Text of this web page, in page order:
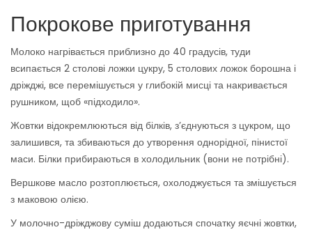
Покрокове приготування
Молоко нагрівається приблизно до 40 градусів, туди
всипається 2 столові ложки цукру, 5 столових ложок борошна і
дріжджі, все перемішується у глибокій мисці та накривається
рушником, щоб «підходило».
Жовтки відокремлюються від білків, з’єднуються з цукром, що
залишився, та збиваються до утворення однорідної, пінистої
маси. Білки прибираються в холодильник (вони не потрібні).
Вершкове масло розтоплюється, охолоджується та змішується
з маковою олією.
У молочно-дріжджову суміш додаються спочатку яєчні жовтки,